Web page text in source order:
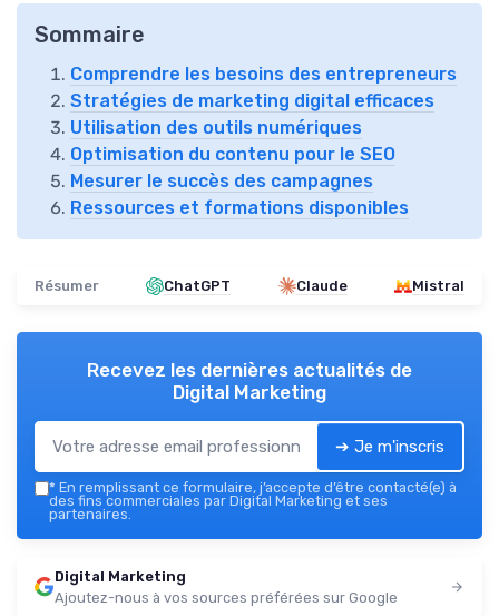
Sommaire
Comprendre les besoins des entrepreneurs
Stratégies de marketing digital efficaces
Utilisation des outils numériques
Optimisation du contenu pour le SEO
Mesurer le succès des campagnes
Ressources et formations disponibles
Résumer ChatGPT Claude Mistral
Recevez les dernières actualités de
Digital Marketing
➔ Je m'inscris
* En remplissant ce formulaire, j’accepte d’être contacté(e) à
des fins commerciales par Digital Marketing et ses
partenaires.
Digital Marketing
Ajoutez-nous à vos sources préférées sur Google